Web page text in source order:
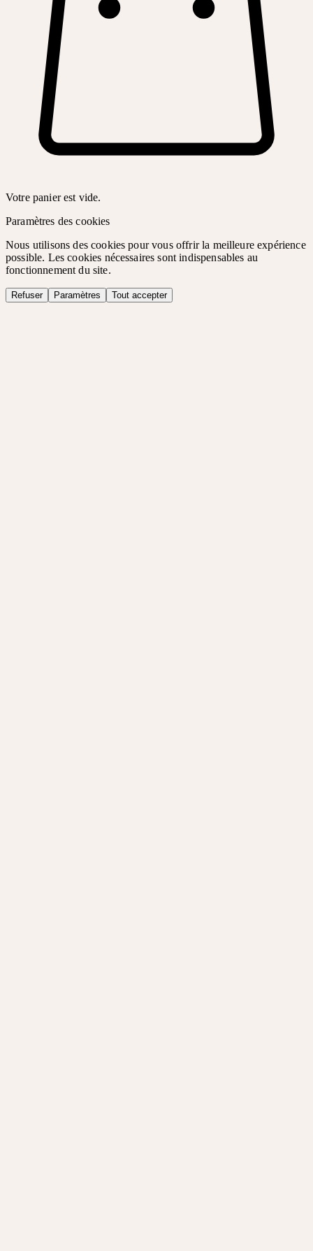
Votre panier est vide.
Paramètres des cookies
Nous utilisons des cookies pour vous offrir la meilleure expérience
possible. Les cookies nécessaires sont indispensables au
fonctionnement du site.
Refuser Paramètres Tout accepter